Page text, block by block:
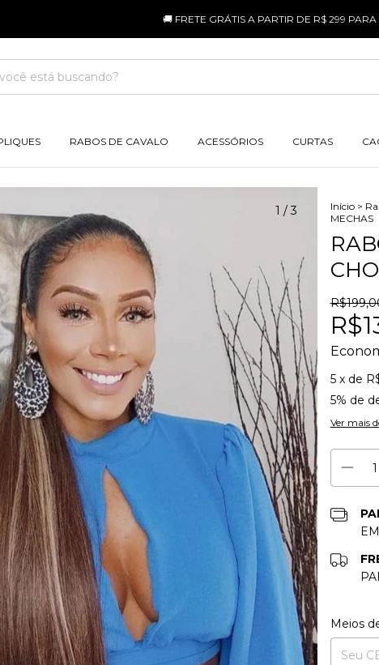
🚚 FRETE GRÁTIS A PARTIR DE R$ 299 PARA TODO
RABOS DE CAVALO ACESSÓRIOS CURTAS
1 /3 Início >
MECHAS
5 x de
5% de
Ver mais
Entregas
Meios